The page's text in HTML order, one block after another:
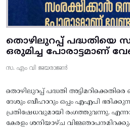
തൊഴിലുറപ്പ് പദ്ധതിയെ
ഒരുമിച്ച പോരാട്ടമാണ്
സ. എം വി ജയരാജൻ
തൊഴിലുറപ്പ് പദ്ധതി
ദേശും ബീഹാറും ഒപ്പം എഎപി
പ്രതിഷേധവുമായി രംഗത്തുവന്നു.
കേരളം ശനിയാഴ്ച